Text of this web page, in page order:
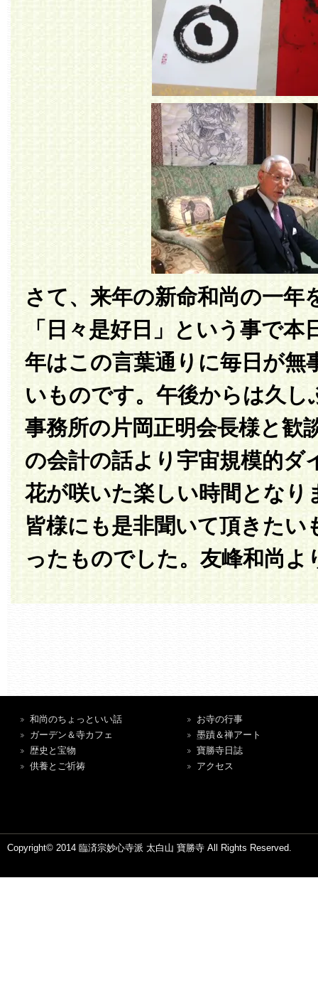
さて、来年の新命和尚の一年
「日々是好日」という事で
年はこの言葉通りに毎日が無
いものです。午後からは久し
事務所の片岡正明会長様と歓
の会計の話より宇宙規模的ダ
花が咲いた楽しい時間となり
皆様にも是非聞いて頂きたい
ったものでした。友峰和尚よ
和尚のちょっといい話
ガーデン＆寺カフェ
歴史と宝物
供養とご祈祷
お寺の行事
墨蹟＆禅アート
寶勝寺日誌
アクセス
Copyright© 2014 臨済宗妙心寺派 太白山 寶勝寺 All Rights Reserved.